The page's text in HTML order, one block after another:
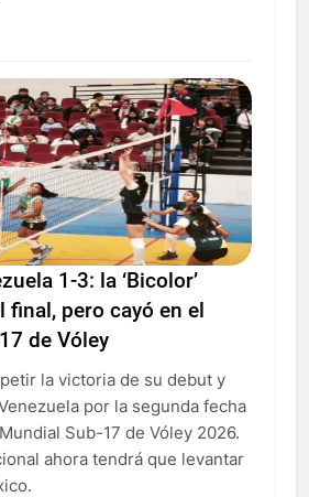
1-3: la ‘Bicolor’
final, pero cayó en el
de Vóley
la victoria de su debut y
por la segunda fecha
Sub-17 de Vóley 2026.
ahora tendrá que levantar